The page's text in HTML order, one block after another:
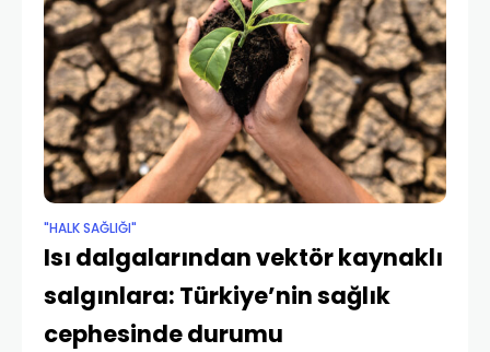
"HALK SAĞLIĞI"
Isı dalgalarından vektör kaynaklı
salgınlara: Türkiye’nin sağlık
cephesinde durumu